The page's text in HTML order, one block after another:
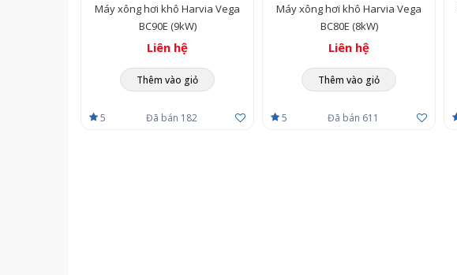
Máy xông hơi khô Harvia Vega
BC90E (9kW)
Liên hệ
Thêm vào giỏ
5 Đã bán 182
Máy xông hơi khô Harvia Vega
BC80E (8kW)
Liên hệ
Thêm vào giỏ
5 Đã bán 611